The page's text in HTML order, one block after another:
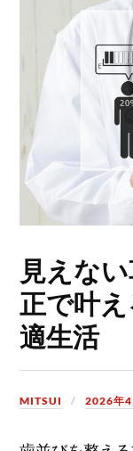
見えな
正で叶
適生活
MITSUI 2026年